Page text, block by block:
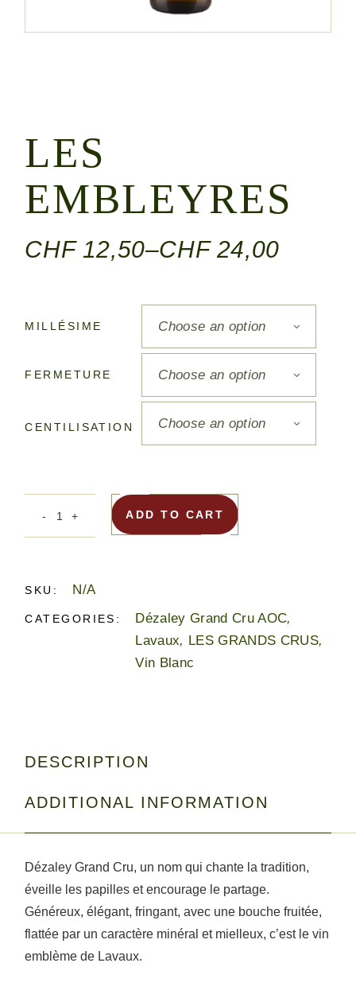
LES
EMBLEYRES
CHF12,50–CHF24,00
MILLÉSIME Choose an option
FERMETURE Choose an option
CENTILISATION Choose an option
ADD TO CART
SKU: N/A
CATEGORIES: Dézaley Grand Cru AOC,
Lavaux, LES GRANDS CRUS,
Vin Blanc
DESCRIPTION
ADDITIONAL INFORMATION
Dézaley Grand Cru, un nom qui chante la tradition,
éveille les papilles et encourage le partage.
Généreux, élégant, fringant, avec une bouche fruitée,
flattée par un caractère minéral et mielleux, c’est le vin
emblème de Lavaux.